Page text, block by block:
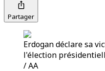
Partager
Erdogan déclare sa
l'élection
/ AA